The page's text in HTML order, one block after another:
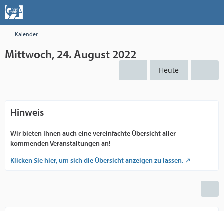
Kalender
Mittwoch, 24. August 2022
Heute
Hinweis
Wir bieten Ihnen auch eine vereinfachte Übersicht aller
kommenden Veranstaltungen an!
Klicken Sie hier, um sich die Übersicht anzeigen zu lassen.